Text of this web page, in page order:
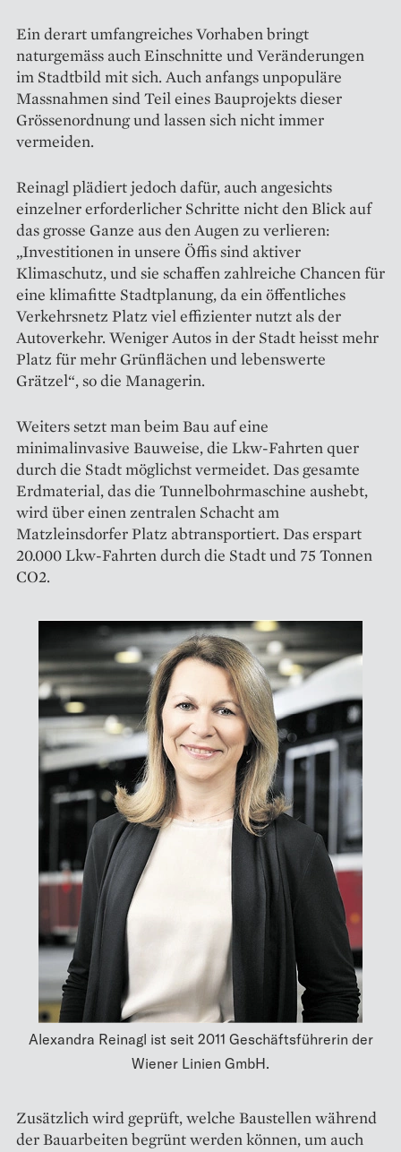
Ein derart umfangreiches Vorhaben bringt
naturgemäss auch Einschnitte und Veränderungen
im Stadtbild mit sich. Auch anfangs unpopuläre
Massnahmen sind Teil eines Bauprojekts dieser
Grössenordnung und lassen sich nicht immer
vermeiden.
Reinagl plädiert jedoch dafür, auch angesichts
einzelner erforderlicher Schritte nicht den Blick auf
das grosse Ganze aus den Augen zu verlieren:
„Investitionen in unsere Öffis sind aktiver
Klimaschutz, und sie schaffen zahlreiche Chancen für
eine klimafitte Stadtplanung, da ein öffentliches
Verkehrsnetz Platz viel effizienter nutzt als der
Autoverkehr. Weniger Autos in der Stadt heisst mehr
Platz für mehr Grünflächen und lebenswerte
Grätzel“, so die Managerin.
Weiters setzt man beim Bau auf eine
minimalinvasive Bauweise, die Lkw-Fahrten quer
durch die Stadt möglichst vermeidet. Das gesamte
Erdmaterial, das die Tunnelbohrmaschine aushebt,
wird über einen zentralen Schacht am
Matzleinsdorfer Platz abtransportiert. Das erspart
20.000 Lkw-Fahrten durch die Stadt und 75 Tonnen
CO2.
Alexandra Reinagl ist seit 2011 Geschäftsführerin der
Wiener Linien GmbH.
Zusätzlich wird geprüft, welche Baustellen während
der Bauarbeiten begrünt werden können, um auch